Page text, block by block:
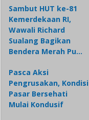
Sambut HUT ke-81
Kemerdekaan RI,
Wawali Richard
Sualang Bagikan
Bendera Merah Pu…
Pasca Aksi
Pengrusakan, Kondisi
Pasar Bersehati
Mulai Kondusif